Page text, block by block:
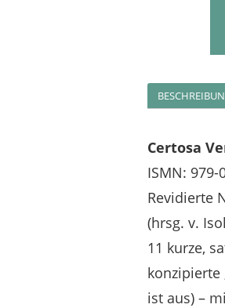
Certosa
ISMN: 979-
Revidierte
(hrsg. v.
11 kurze,
konzipierte
ist aus) –